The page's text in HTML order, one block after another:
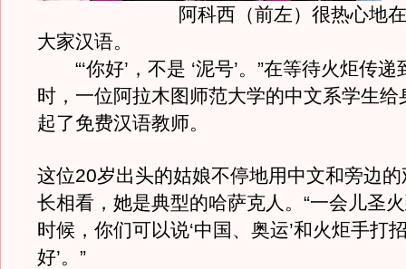
阿科西（前左）很热心地在传
大家汉语。
“‘你好’，不是 ‘泥号’。”在等待火炬传递
时，一位阿拉木图师范大学的中文系学生给
起了免费汉语教师。
这位20岁出头的姑娘不停地用中文和旁边
长相看，她是典型的哈萨克人。“一会儿圣
时候，你们可以说‘中国、奥运’和火炬手打
好’。”